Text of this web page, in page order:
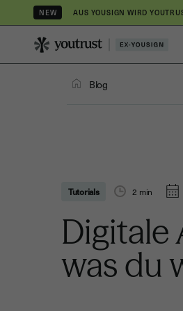
NEW AUS YOUSIGN WIRD
Blog
Tutorials 2 min
Digitale
was du